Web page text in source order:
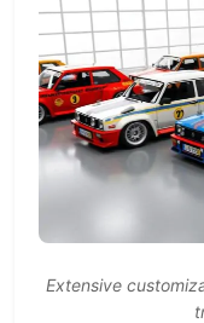
Extensive